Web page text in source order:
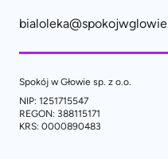
Spokój w Głowie sp. z o.o.
NIP: 1251715547
REGON: 388115171
KRS: 0000890483